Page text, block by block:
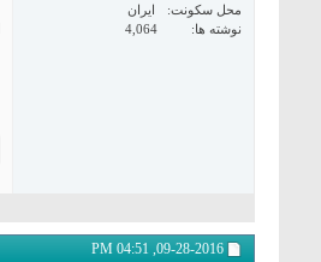
محل سکونت
ایران
نوشته ها
4,064
09-28-2016,
04:51 PM